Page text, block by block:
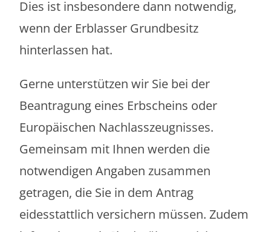
Dies ist insbesondere dann notwendig,
wenn der Erblasser Grundbesitz
hinterlassen hat.
Gerne unterstützen wir Sie bei der
Beantragung eines Erbscheins oder
Europäischen Nachlasszeugnisses.
Gemeinsam mit Ihnen werden die
notwendigen Angaben zusammen
getragen, die Sie in dem Antrag
eidesstattlich versichern müssen. Zudem